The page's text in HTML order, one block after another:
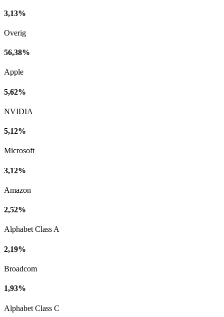
3,13%
Overig
56,38%
Apple
5,62%
NVIDIA
5,12%
Microsoft
3,12%
Amazon
2,52%
Alphabet Class A
2,19%
Broadcom
1,93%
Alphabet Class C